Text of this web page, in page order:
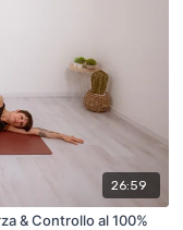
26:59
& Controllo al 100%